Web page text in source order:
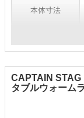
本体寸法
CAPTAIN STAG
タブルウォーム